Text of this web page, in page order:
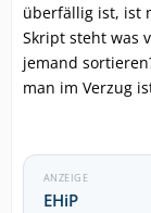
überfällig ist, ist
Skript steht was
jemand
man im Verzug
ANZEIGE
EHiP